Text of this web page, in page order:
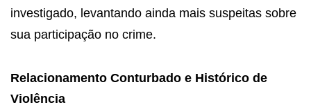
investigado, levantando ainda mais suspeitas sobre
sua participação no crime.
Relacionamento Conturbado e Histórico de
Violência